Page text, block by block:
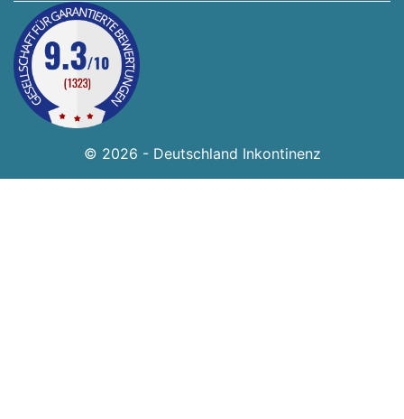
© 2026 - Deutschland Inkontinenz